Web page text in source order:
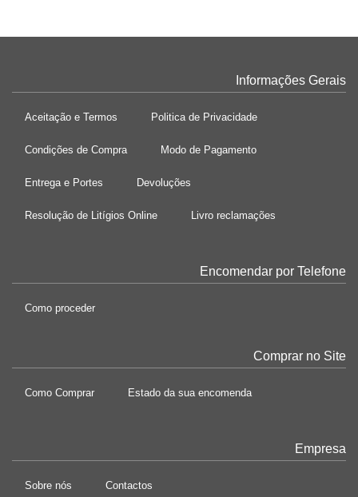
Informações Gerais
Aceitação e Termos Politica de Privacidade
Condições de Compra Modo de Pagamento
Entrega e Portes Devoluções
Resolução de Litígios Online Livro reclamações
Encomendar por Telefone
Como proceder
Comprar no Site
Como Comprar Estado da sua encomenda
Empresa
Sobre nós Contactos